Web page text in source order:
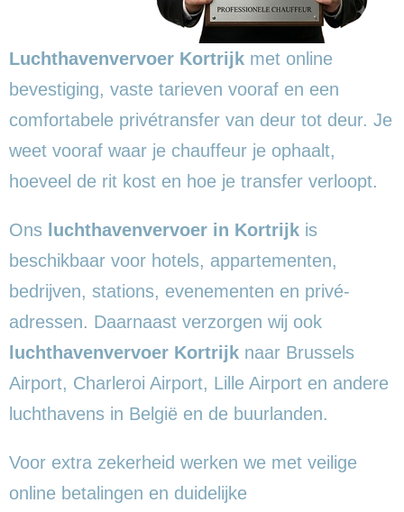
Luchthavenvervoer Kortrijk met online
bevestiging, vaste tarieven vooraf en een
comfortabele privétransfer van deur tot deur. Je
weet vooraf waar je chauffeur je ophaalt,
hoeveel de rit kost en hoe je transfer verloopt.
Ons luchthavenvervoer in Kortrijk is
beschikbaar voor hotels, appartementen,
bedrijven, stations, evenementen en privé-
adressen. Daarnaast verzorgen wij ook
luchthavenvervoer Kortrijk naar Brussels
Airport, Charleroi Airport, Lille Airport en andere
luchthavens in België en de buurlanden.
Voor extra zekerheid werken we met veilige
online betalingen en duidelijke